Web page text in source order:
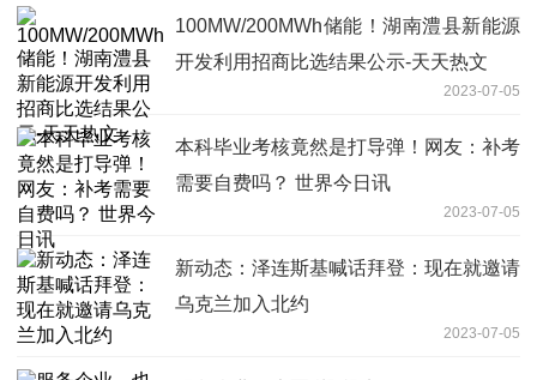
100MW/200MWh储能！湖南澧县新能源
开发利用招商比选结果公示-天天热文
2023-07-05
本科毕业考核竟然是打导弹！网友：补考
需要自费吗？ 世界今日讯
2023-07-05
新动态：泽连斯基喊话拜登：现在就邀请
乌克兰加入北约
2023-07-05